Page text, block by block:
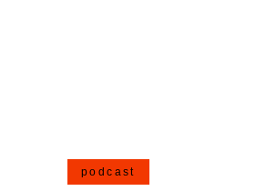
podcast